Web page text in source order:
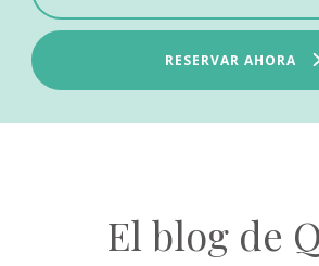
RESERVAR AHORA
El blog de